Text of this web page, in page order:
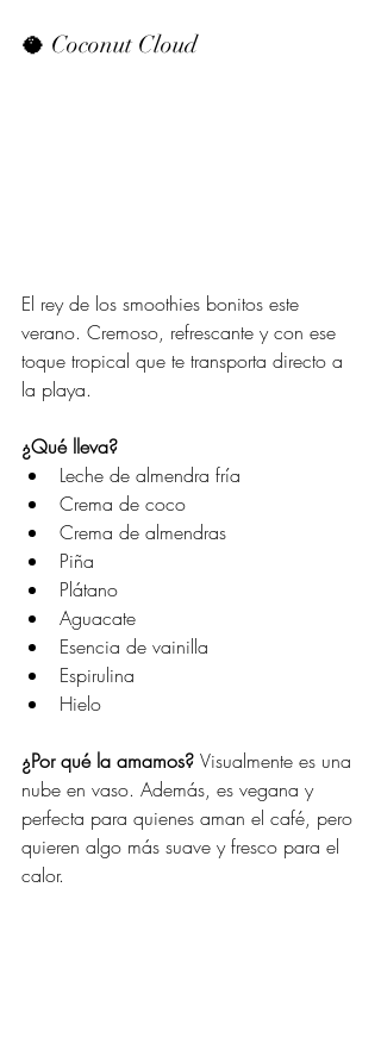
🥥 Coconut Cloud
El rey de los smoothies bonitos este
verano. Cremoso, refrescante y con ese
toque tropical que te transporta directo a
la playa.
¿Qué lleva?
Leche de almendra fría
Crema de coco
Crema de almendras
Piña
Plátano
Aguacate
Esencia de vainilla
Espirulina
Hielo
¿Por qué la amamos? Visualmente es una
nube en vaso. Además, es vegana y
perfecta para quienes aman el café, pero
quieren algo más suave y fresco para el
calor.